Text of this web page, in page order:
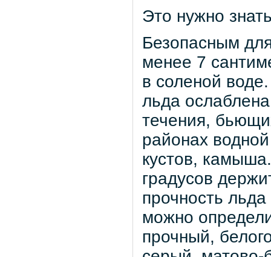
Это нужно
Безопасным
менее 7
в соленой
льда
течения,
районах
кустов,
градусов
прочность
можно
прочный,